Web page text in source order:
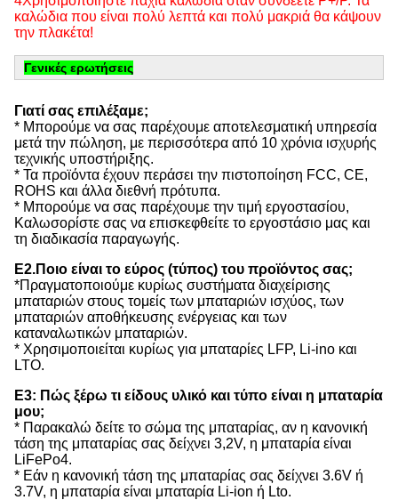
καλώδια που είναι πολύ λεπτά και πολύ μακριά θα κάψουν
την πλακέτα!
Γενικές ερωτήσεις
Γιατί σας επιλέξαμε;
* Μπορούμε να σας παρέχουμε αποτελεσματική υπηρεσία
μετά την πώληση, με περισσότερα από 10 χρόνια ισχυρής
τεχνικής υποστήριξης.
* Τα προϊόντα έχουν περάσει την πιστοποίηση FCC, CE,
ROHS και άλλα διεθνή πρότυπα.
* Μπορούμε να σας παρέχουμε την τιμή εργοστασίου,
Καλωσορίστε σας να επισκεφθείτε το εργοστάσιο μας και
τη διαδικασία παραγωγής.
Ε2.Ποιο είναι το εύρος (τύπος) του προϊόντος σας;
*Πραγματοποιούμε κυρίως συστήματα διαχείρισης
μπαταριών στους τομείς των μπαταριών ισχύος, των
μπαταριών αποθήκευσης ενέργειας και των
καταναλωτικών μπαταριών.
* Χρησιμοποιείται κυρίως για μπαταρίες LFP, Li-ino και
LTO.
Ε3: Πώς ξέρω τι είδους υλικό και τύπο είναι η μπαταρία
μου;
* Παρακαλώ δείτε το σώμα της μπαταρίας, αν η κανονική
τάση της μπαταρίας σας δείχνει 3,2V, η μπαταρία είναι
LiFePo4.
* Εάν η κανονική τάση της μπαταρίας σας δείχνει 3.6V ή
3.7V, η μπαταρία είναι μπαταρία Li-ion ή Lto.